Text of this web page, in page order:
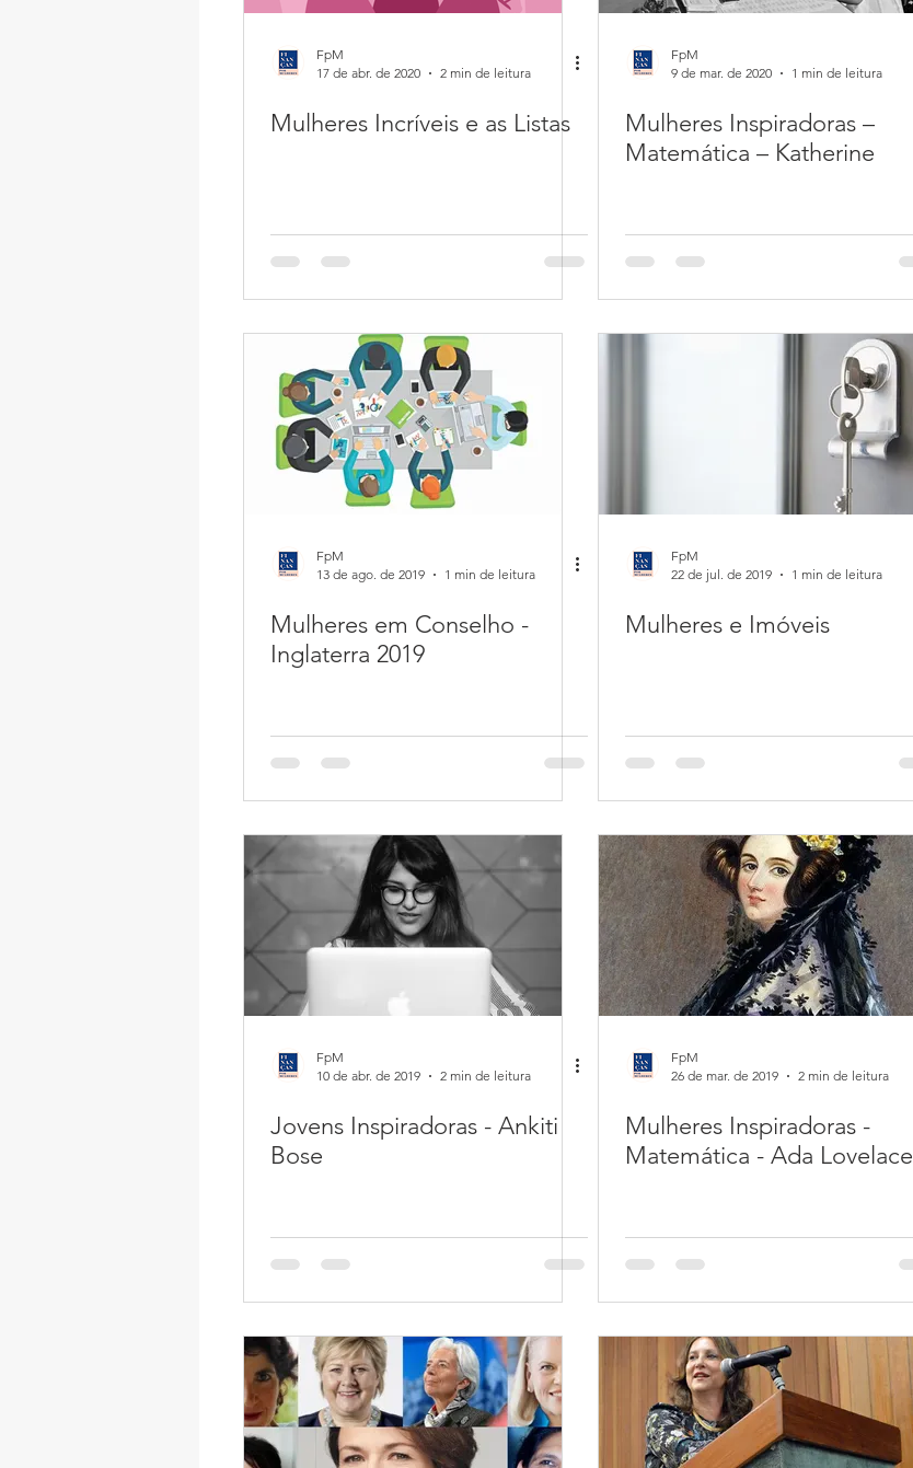
FpM
17 de abr. de 2020
2 min de leitura
Mulheres Incríveis e as Listas
FpM
9 de mar. de 2020
1 min de leitura
Mulheres Inspiradoras –
Matemática – Katherine
FpM
13 de ago. de 2019
1 min de leitura
Mulheres em Conselho -
Inglaterra 2019
FpM
22 de jul. de 2019
1 min de leitura
Mulheres e Imóveis
FpM
10 de abr. de 2019
2 min de leitura
Jovens Inspiradoras - Ankiti
Bose
FpM
26 de mar. de 2019
2 min de leitura
Mulheres Inspiradoras -
Matemática - Ada Lovelace